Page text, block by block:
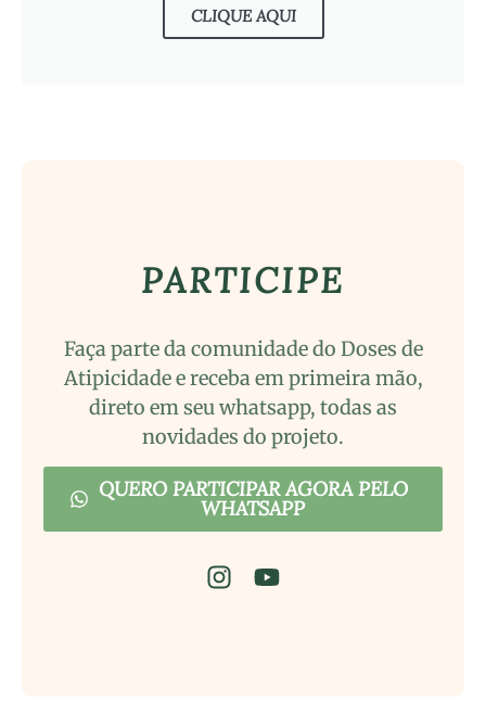
CLIQUE AQUI
PARTICIPE
Faça parte da comunidade do Doses de
Atipicidade e receba em primeira mão,
direto em seu whatsapp, todas as
novidades do projeto.
QUERO PARTICIPAR AGORA PELO
WHATSAPP